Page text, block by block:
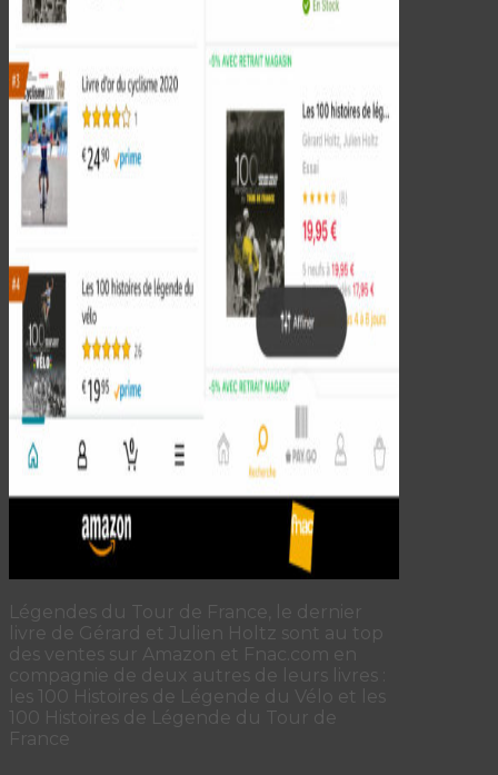
Légendes du Tour de France, le dernier
livre de Gérard et Julien Holtz sont au top
des ventes sur Amazon et Fnac.com en
compagnie de deux autres de leurs livres :
les 100 Histoires de Légende du Vélo et les
100 Histoires de Légende du Tour de
France